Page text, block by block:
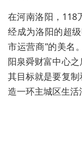
在河南洛阳，
经成为洛阳的超
市运营商”的美名
阳泉舜财富中心之
其目标就是要复
造一环主城区生活